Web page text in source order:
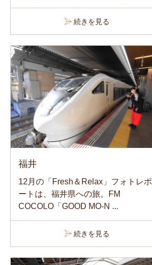
続きを見る
福井
12月の「Fresh＆Relax」フォトレポ
ートは、福井県への旅。FM
COCOLO「GOOD MO-N ...
続きを見る